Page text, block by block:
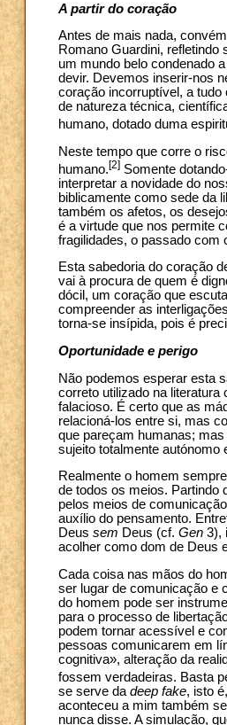
A partir do coração
Antes de mais nada,
Romano Guardini,
um mundo belo condenado
devir. Devemos inserir-nos
coração incorruptível, a tudo
de natureza técnica,
humano, dotado duma
Neste tempo que corre o
humano.[2] Somente
interpretar a novidade do
biblicamente como sede da
também os afetos, os
é a virtude que nos permite
fragilidades, o passado com
Esta sabedoria do coração
vai à procura de quem é
dócil, um coração que
compreender as
torna-se insípida, pois é
Oportunidade e perigo
Não podemos esperar esta
correto utilizado na literatura
falacioso. É certo que as
relacioná-los entre si, mas
que pareçam humanas;
sujeito totalmente autónomo
Realmente o homem
de todos os meios. Partindo
pelos meios de
auxílio do pensamento.
Deus sem Deus (cf. Gen 3),
acolher como dom de Deus
Cada coisa nas mãos do
ser lugar de comunicação e
do homem pode ser
para o processo de
podem tornar acessível e
pessoas comunicarem em
cognitiva», alteração da
fossem verdadeiras. Basta
se serve da deep fake, isto
aconteceu a mim também
nunca disse. A simulação,